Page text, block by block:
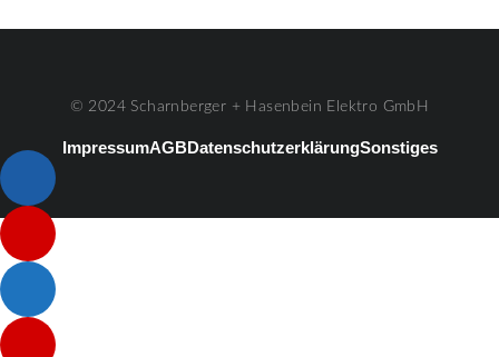
© 2024 Scharnberger + Hasenbein Elektro GmbH
ImpressumAGBDatenschutzerklärungSonstiges
Listenelement #1
Listenelement